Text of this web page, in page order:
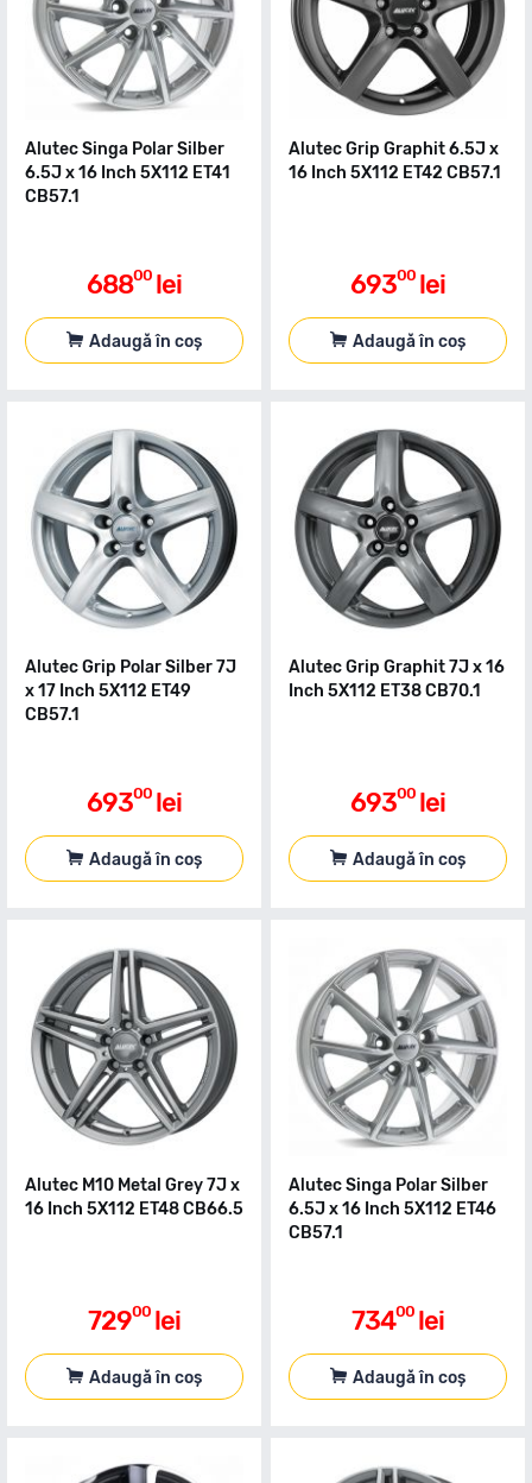
Alutec Singa Polar Silber
6.5J x 16 Inch 5X112 ET41
CB57.1
68800 lei
Adaugă în coș
Alutec Grip Graphit 6.5J x
16 Inch 5X112 ET42 CB57.1
69300 lei
Adaugă în coș
Alutec Grip Polar Silber 7J
x 17 Inch 5X112 ET49
CB57.1
69300 lei
Adaugă în coș
Alutec Grip Graphit 7J x 16
Inch 5X112 ET38 CB70.1
69300 lei
Adaugă în coș
Alutec M10 Metal Grey 7J x
16 Inch 5X112 ET48 CB66.5
72900 lei
Adaugă în coș
Alutec Singa Polar Silber
6.5J x 16 Inch 5X112 ET46
CB57.1
73400 lei
Adaugă în coș